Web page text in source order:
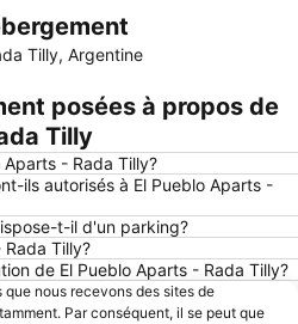
Tilly, Argentine
posées à propos de
Tilly
- Rada Tilly?
ils autorisés à El Pueblo Aparts -
t-il d'un parking?
Tilly?
de El Pueblo Aparts - Rada Tilly?
nous recevons des sites de
Par conséquent, il se peut que